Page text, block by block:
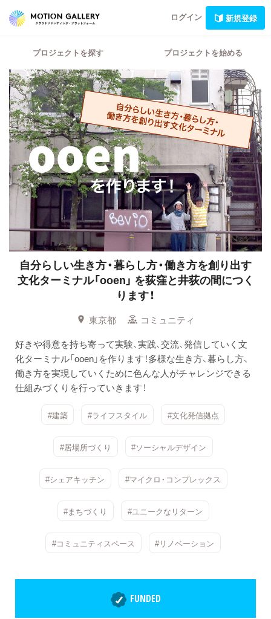
ログイン 新規登録
プロジェクトを探す プロジェクトを始める
自分らしい生き方・暮らし方・働き方を創り出す
文化ターミナル「ooen」 を荻窪と井荻の間につく
ります！
東京都
コミュニティ
好きや得意を持ち寄って実験、実践、交流、発信していく文
化ターミナル「ooen」を作ります！多様な生き方、暮らし方、
働き方を実現していくために色んな人がチャレンジできる
仕組みづくりを行っていきます！
#建築 #ライフスタイル #文化発信拠点
#居場所づくり #ソーシャルデザイン
#シェアキッチン #マイクロ・コンプレックス
#まちづくり #ユニークなリターン
#コミュニティスペース #リノベーション
FUNDED